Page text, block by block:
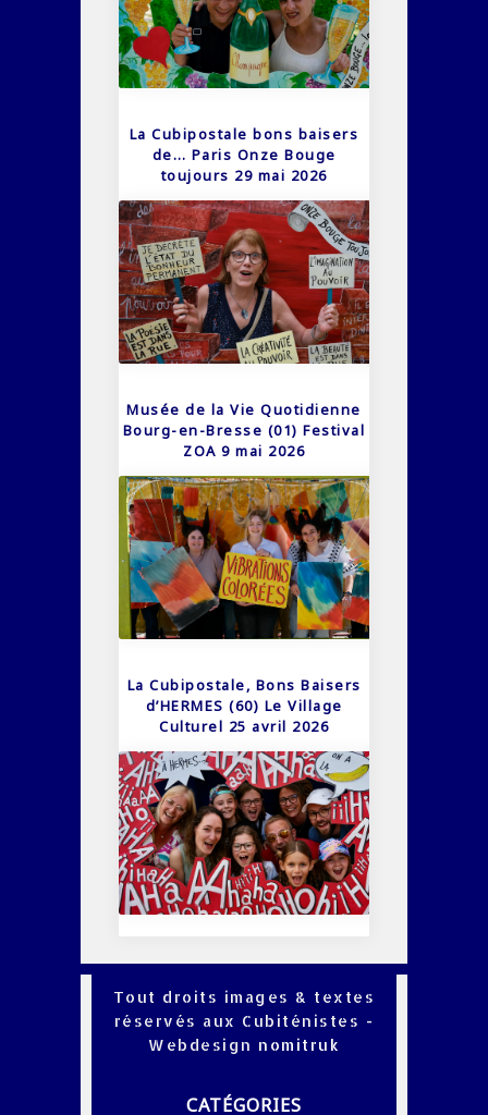
La Cubipostale bons baisers
de… Paris Onze Bouge
toujours 29 mai 2026
Musée de la Vie Quotidienne
Bourg-en-Bresse (01) Festival
ZOA 9 mai 2026
La Cubipostale, Bons Baisers
d’HERMES (60) Le Village
Culturel 25 avril 2026
Tout droits images & textes
réservés aux Cubiténistes -
Webdesign nomitruk
CATÉGORIES